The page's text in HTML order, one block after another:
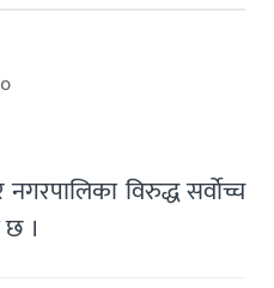
विरुद्ध सर्वाेच्च
।